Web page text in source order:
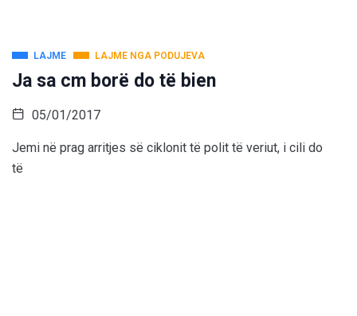
LAJME LAJME NGA PODUJEVA
Ja sa cm borë do të bien
05/01/2017
Jemi në prag arritjes së ciklonit të polit të veriut, i cili do
të